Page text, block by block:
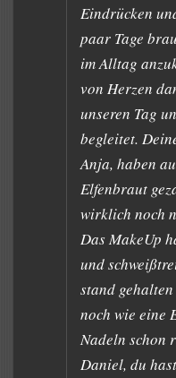
Eindrücken
paar Tage
im Alltag
von Herzen
unseren Tag
begleitet.
Anja, haben
Elfenbraut
wirklich noch
Das MakeUp
und
stand
noch wie eine
Nadeln schon
Daniel, du